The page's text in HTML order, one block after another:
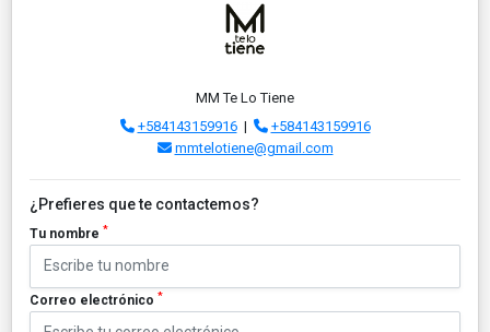
MM Te Lo Tiene
+584143159916|
+584143159916
mmtelotiene@gmail.com
¿Prefieres que te contactemos?
Tu nombre *
Correo electrónico *